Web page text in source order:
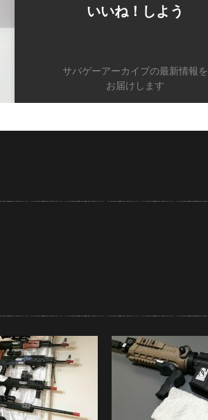
いいね！しよう
サバゲーアーカイブの最新情報を
お届けします